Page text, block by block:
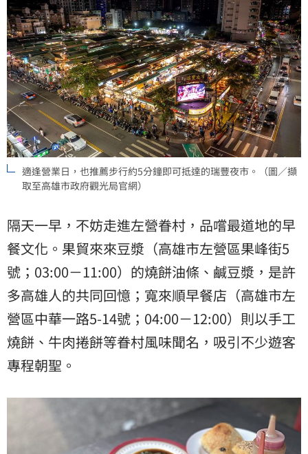
適逢營業日，也推薦步行約5分鐘即可抵達的瑞豐夜市。（圖／擷
取至高雄市政府觀光局官網）
隔天一早，不妨走進左營眷村，品嚐最道地的早
餐文化。果貿來來豆漿（高雄市左營區果峰街5
號；03:00－11:00）的燒餅油條、鹹豆漿，是許
多高雄人的共同回憶；寬來順早餐店（高雄市左
營區中華一路5-14號；04:00－12:00）則以手工
燒餅、牛肉捲餅等眷村風味聞名，吸引不少遊客
專程朝聖。